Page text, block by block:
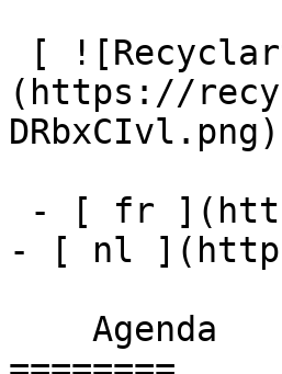
(https://
- [ nl